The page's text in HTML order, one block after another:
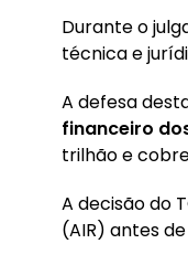
Durante o
técnica e
A defesa
financeiro
trilhão e
A decisão do
(AIR) antes